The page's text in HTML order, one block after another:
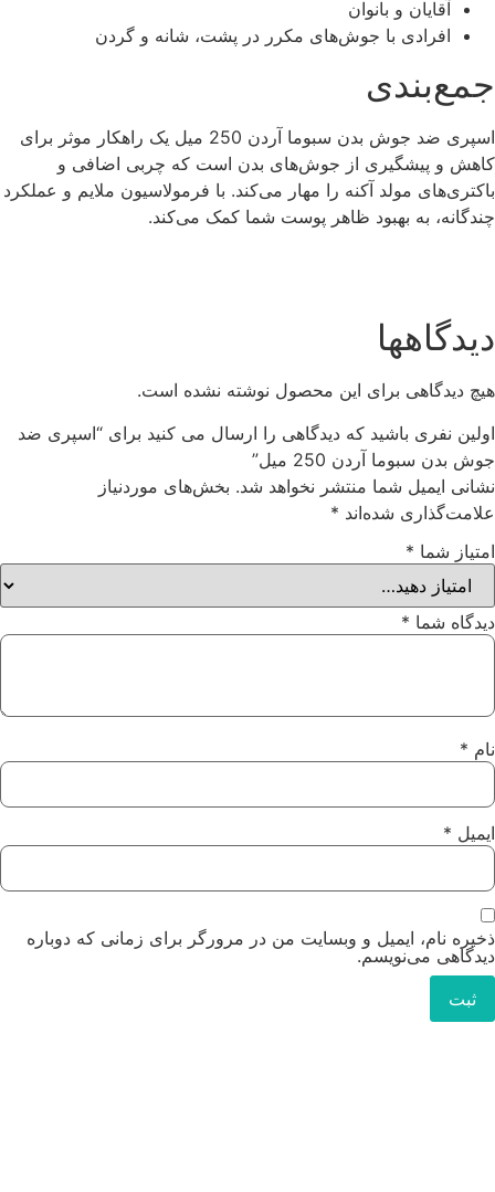
آقایان و بانوان
افرادی با جوش‌های مکرر در پشت، شانه و گردن
جمع‌بندی
اسپری ضد جوش بدن سبوما آردن 250 میل یک راهکار موثر برای
کاهش و پیشگیری از جوش‌های بدن است که چربی اضافی و
باکتری‌های مولد آکنه را مهار می‌کند. با فرمولاسیون ملایم و عملکرد
چندگانه، به بهبود ظاهر پوست شما کمک می‌کند.
دیدگاهها
هیچ دیدگاهی برای این محصول نوشته نشده است.
اولین نفری باشید که دیدگاهی را ارسال می کنید برای “اسپری ضد
جوش بدن سبوما آردن 250 میل”
نشانی ایمیل شما منتشر نخواهد شد. بخش‌های موردنیاز
علامت‌گذاری شده‌اند *
امتیاز شما *
دیدگاه شما *
نام *
ایمیل *
ذخیره نام، ایمیل و وبسایت من در مرورگر برای زمانی که دوباره
دیدگاهی می‌نویسم.